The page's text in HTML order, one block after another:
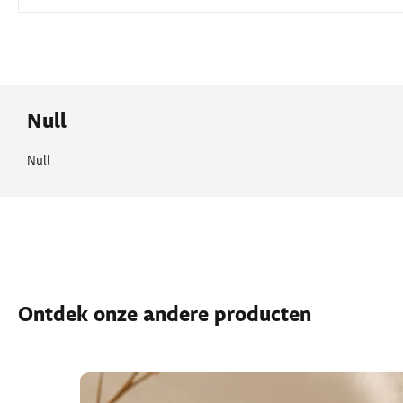
Null
Null
Ontdek onze andere producten